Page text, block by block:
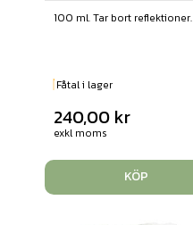
100 ml. Tar bort reflektioner.
Fåtal i lager
240,00 kr
exkl moms
KÖP